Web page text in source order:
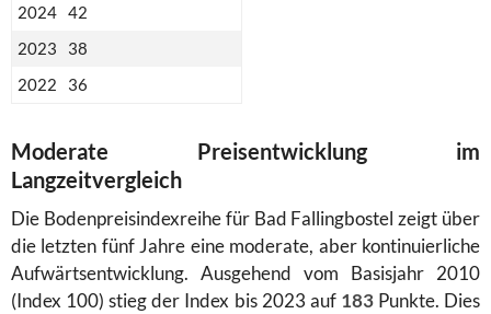
2024 42
2023
38
2022
36
Moderate Preisentwicklung im
Langzeitvergleich
Die Bodenpreisindexreihe für Bad Fallingbostel zeigt über
die letzten fünf Jahre eine moderate, aber kontinuierliche
Aufwärtsentwicklung. Ausgehend vom Basisjahr 2010
(Index 100) stieg der Index bis 2023 auf 183Punkte. Dies